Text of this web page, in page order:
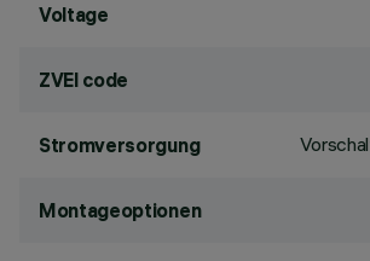
Voltage
ZVEI code
Stromversorgung
Montageoptionen